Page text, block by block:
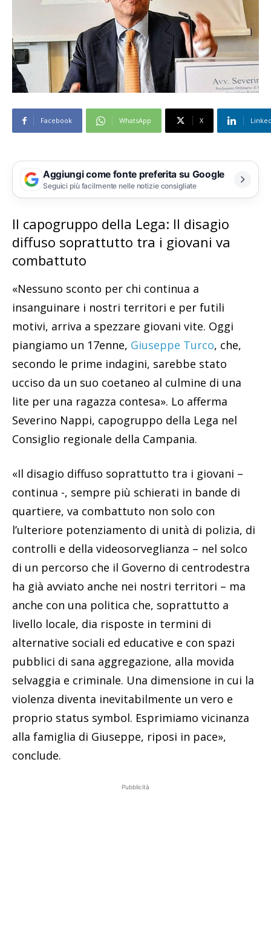
Facebook WhatsApp X
Aggiungi come fonte preferita su Google
Seguici più facilmente nelle notizie consigliate
Il capogruppo della Lega: Il disagio
diffuso soprattutto tra i giovani va
combattuto
«Nessuno sconto per chi continua a
insanguinare i nostri territori e per futili
motivi, arriva a spezzare giovani vite. Oggi
piangiamo un 17enne, Giuseppe Turco, che,
secondo le prime indagini, sarebbe stato
ucciso da un suo coetaneo al culmine di una
lite per una ragazza contesa». Lo afferma
Severino Nappi, capogruppo della Lega nel
Consiglio regionale della Campania.
«Il disagio diffuso soprattutto tra i giovani –
continua -, sempre più schierati in bande di
quartiere, va combattuto non solo con
l’ulteriore potenziamento di unità di polizia, di
controlli e della videosorveglianza – nel solco
di un percorso che il Governo di centrodestra
ha già avviato anche nei nostri territori – ma
anche con una politica che, soprattutto a
livello locale, dia risposte in termini di
alternative sociali ed educative e con spazi
pubblici di sana aggregazione, alla movida
selvaggia e criminale. Una dimensione in cui la
violenza diventa inevitabilmente un vero e
proprio status symbol. Esprimiamo vicinanza
alla famiglia di Giuseppe, riposi in pace»,
conclude.
Pubblicità